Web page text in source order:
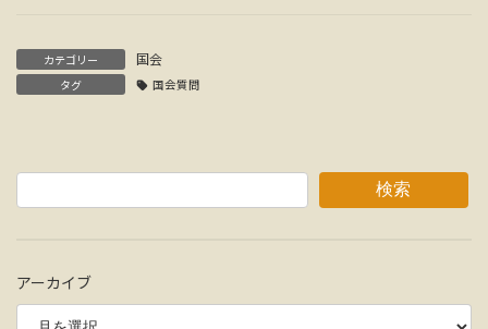
カテゴリー 国会
タグ 国会質問
検索
アーカイブ